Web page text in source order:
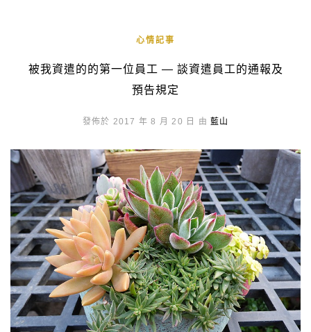
心情記事
被我資遣的的第一位員工 — 談資遣員工的通報及
預告規定
發佈於 2017 年 8 月 20 日 由 藍山